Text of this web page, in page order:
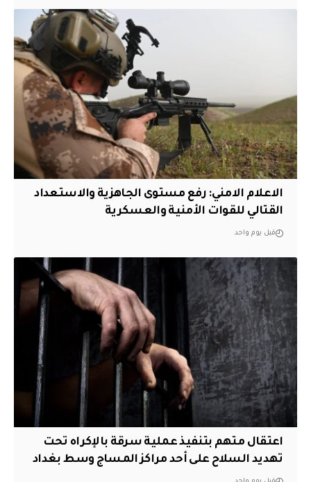
الاعلام الامني: رفع مستوى الجاهزية والاستعداد
القتالي للقوات الأمنية والعسكرية
قبل يوم واحد
اعتقال متهم بتنفيذ عملية سرقة بالإكراه تحت
تهديد السلاح على أحد مراكز المساج وسط بغداد